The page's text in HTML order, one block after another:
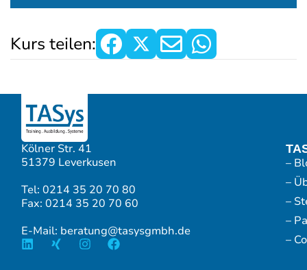
Kurs teilen:
Kölner Str. 41
51379 Leverkusen
Tel: 0214 35 20 70 80
Fax: 0214 35 20 70 60
E-Mail: beratung@tasysgmbh.de
–
–
–
–
–